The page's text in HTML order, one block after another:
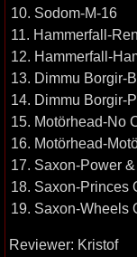
10. Sodom-M-16
11. Hammerfall-
12. Hammerfall-
13. Dimmu Borgir-
14. Dimmu Borgir-
15. Motörhead-No
16. Motörhead-
17. Saxon-Power
18. Saxon-Princes
19. Saxon-Wheels
Reviewer: Kristof